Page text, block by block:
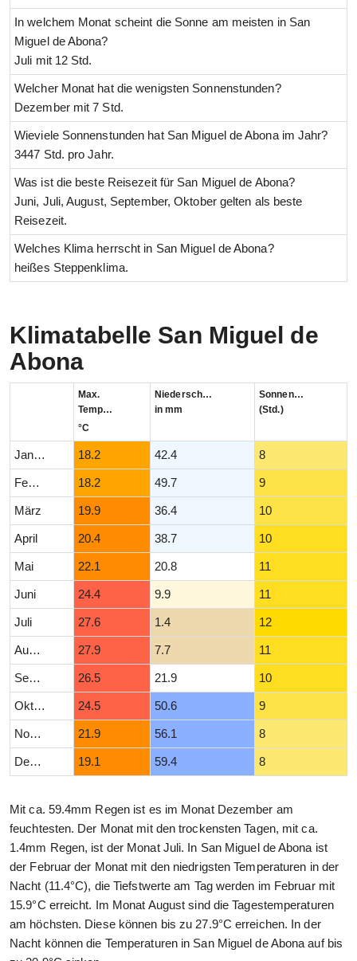
In welchem Monat scheint die Sonne am meisten in San
Miguel de Abona?
Juli mit 12 Std.
Welcher Monat hat die wenigsten Sonnenstunden?
Dezember mit 7 Std.
Wieviele Sonnenstunden hat San Miguel de Abona im Jahr?
3447 Std. pro Jahr.
Was ist die beste Reisezeit für San Miguel de Abona?
Juni, Juli, August, September, Oktober gelten als beste
Reisezeit.
Welches Klima herrscht in San Miguel de Abona?
heißes Steppenklima.
Klimatabelle San Miguel de
Abona
Max.
Temperatur
°C
Niederschlag
in mm
Sonnenstunden
(Std.)
Januar 18.2 42.4 8
Februar 18.2 49.7 9
März 19.9 36.4 10
April 20.4 38.7 10
Mai 22.1 20.8 11
Juni 24.4 9.9 11
Juli 27.6 1.4 12
August 27.9 7.7 11
September 26.5 21.9 10
Oktober 24.5 50.6 9
November 21.9 56.1 8
Dezember 19.1 59.4 8
Mit ca. 59.4mm Regen ist es im Monat Dezember am
feuchtesten. Der Monat mit den trockensten Tagen, mit ca.
1.4mm Regen, ist der Monat Juli. In San Miguel de Abona ist
der Februar der Monat mit den niedrigsten Temperaturen in der
Nacht (11.4°C), die Tiefstwerte am Tag werden im Februar mit
15.9°C erreicht. Im Monat August sind die Tagestemperaturen
am höchsten. Diese können bis zu 27.9°C erreichen. In der
Nacht können die Temperaturen in San Miguel de Abona auf bis